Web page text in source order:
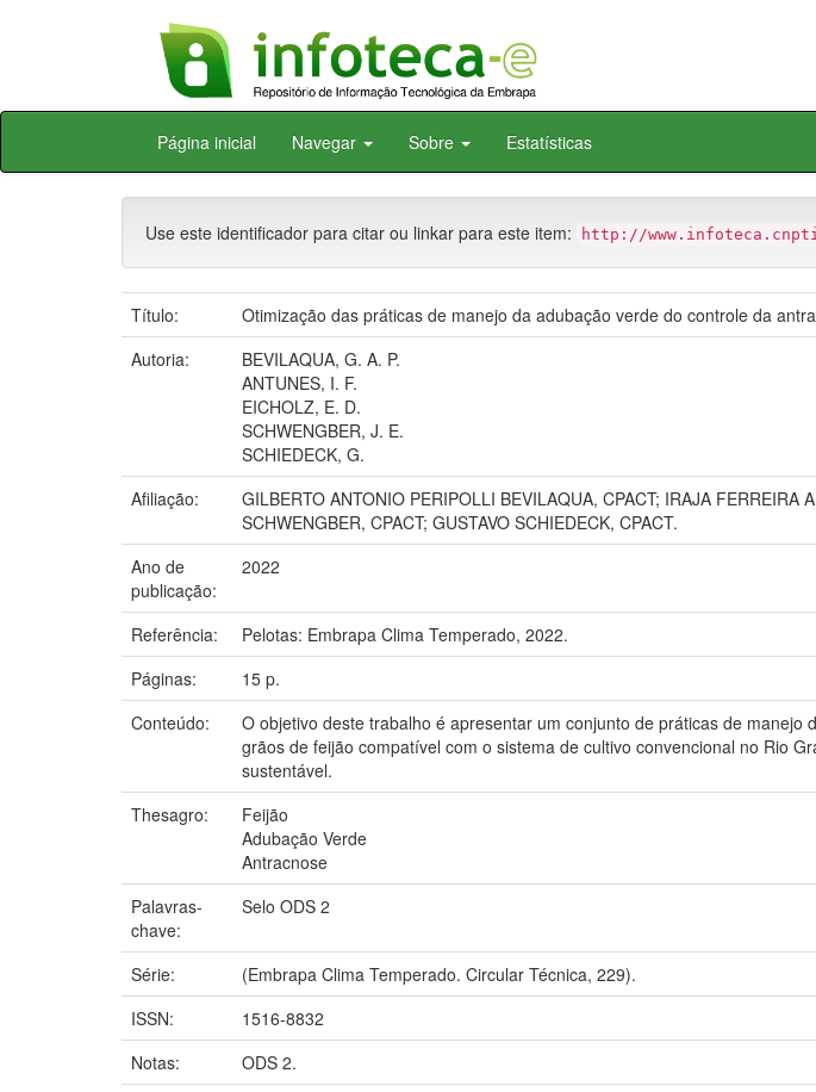
Skip
Página inicial Navegar Sobre Estatísticas
Use este identificador para citar ou linkar para este item: http://
Título:
Otimização das práticas de manejo da adubação verde do controle da
Autoria:
BEVILAQUA, G. A. P.
ANTUNES, I. F.
EICHOLZ, E. D.
SCHWENGBER, J. E.
SCHIEDECK, G.
Afiliação:
GILBERTO ANTONIO PERIPOLLI BEVILAQUA, CPACT; IRAJA FERREIRA
SCHWENGBER, CPACT; GUSTAVO SCHIEDECK, CPACT.
Ano de
publicação:
2022
Referência:
Pelotas: Embrapa Clima Temperado, 2022.
Páginas:
15 p.
Conteúdo:
O objetivo deste trabalho é apresentar um conjunto de práticas de
grãos de feijão compatível com o sistema de cultivo convencional no Rio
sustentável.
Thesagro:
Feijão
Adubação Verde
Antracnose
Palavras-
chave:
Selo ODS 2
Série:
(Embrapa Clima Temperado. Circular Técnica, 229).
ISSN:
1516-8832
Notas:
ODS 2.